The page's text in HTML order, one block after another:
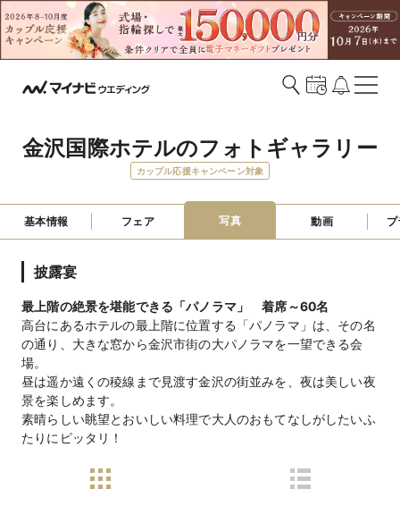
金沢国際ホテルのフォトギャラリー
カップル応援キャンペーン対象
基本情報 フェア 写真 動画
披露宴
最上階の絶景を堪能できる「パノラマ」 着席～60名
高台にあるホテルの最上階に位置する「パノラマ」は、その名
の通り、大きな窓から金沢市街の大パノラマを一望できる会
場。
昼は遥か遠くの稜線まで見渡す金沢の街並みを、夜は美しい夜
景を楽しめます。
素晴らしい眺望とおいしい料理で大人のおもてなしがしたいふ
たりにピッタリ！